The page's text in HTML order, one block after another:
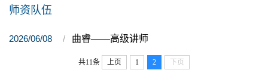
师资队伍
2026/06/08 曲睿——高级讲师
共11条 上页 1 2 下页